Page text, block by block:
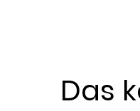
Das